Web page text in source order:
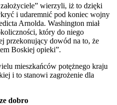
wierzyli, iż to dzięki
i udaremnić pod koniec wojny
Arnolda. Washington miał
który do niego
przekonujący dowód na to, że
Boskiej opieki”.
mieszkańców potężnego kraju
i to stanowi zagrożenie dla
dobro